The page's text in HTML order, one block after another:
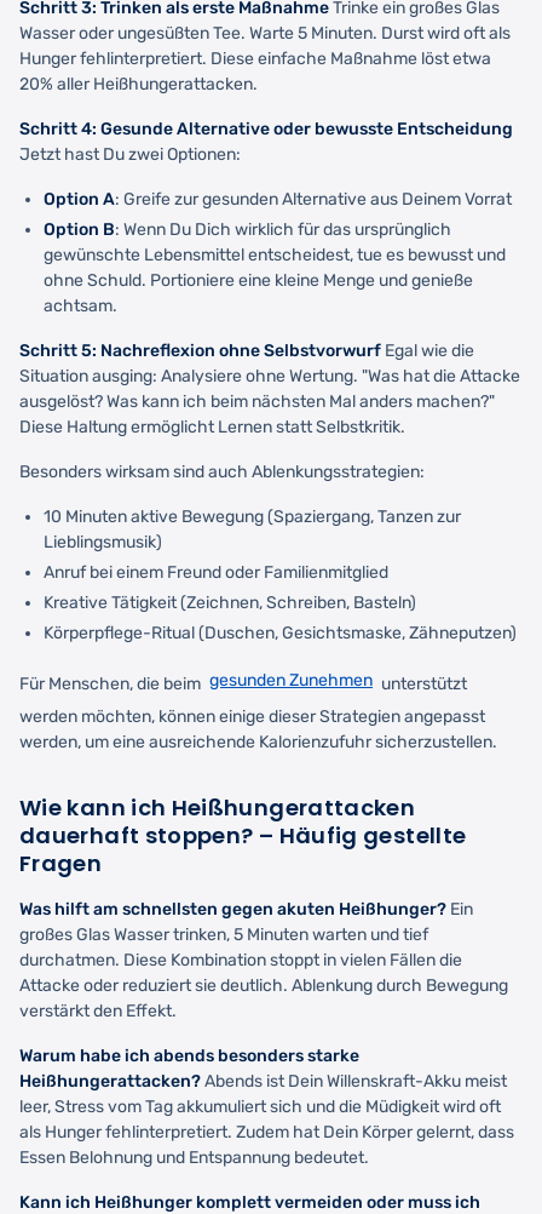
Schritt 3: Trinken als erste MaßnahmeTrinke ein großes Glas
Wasser oder ungesüßten Tee. Warte 5 Minuten. Durst wird oft als
Hunger fehlinterpretiert. Diese einfache Maßnahme löst etwa
20% aller Heißhungerattacken.
Schritt 4: Gesunde Alternative oder bewusste Entscheidung
Jetzt hast Du zwei Optionen:
Option A: Greife zur gesunden Alternative aus Deinem Vorrat
Option B: Wenn Du Dich wirklich für das ursprünglich
gewünschte Lebensmittel entscheidest, tue es bewusst und
ohne Schuld. Portioniere eine kleine Menge und genieße
achtsam.
Schritt 5: Nachreflexion ohne Selbstvorwurf Egal wie die
Situation ausging: Analysiere ohne Wertung. "Was hat die Attacke
ausgelöst? Was kann ich beim nächsten Mal anders machen?"
Diese Haltung ermöglicht Lernen statt Selbstkritik.
Besonders wirksam sind auch Ablenkungsstrategien:
10 Minuten aktive Bewegung (Spaziergang, Tanzen zur
Lieblingsmusik)
Anruf bei einem Freund oder Familienmitglied
Kreative Tätigkeit (Zeichnen, Schreiben, Basteln)
Körperpflege-Ritual (Duschen, Gesichtsmaske, Zähneputzen)
Für Menschen, die beim gesunden Zunehmen unterstützt
werden möchten, können einige dieser Strategien angepasst
werden, um eine ausreichende Kalorienzufuhr sicherzustellen.
Wie kann ich Heißhungerattacken
dauerhaft stoppen? – Häufig gestellte
Fragen
Was hilft am schnellsten gegen akuten Heißhunger? Ein
großes Glas Wasser trinken, 5 Minuten warten und tief
durchatmen. Diese Kombination stoppt in vielen Fällen die
Attacke oder reduziert sie deutlich. Ablenkung durch Bewegung
verstärkt den Effekt.
Warum habe ich abends besonders starke
Heißhungerattacken?Abends ist Dein Willenskraft-Akku meist
leer, Stress vom Tag akkumuliert sich und die Müdigkeit wird oft
als Hunger fehlinterpretiert. Zudem hat Dein Körper gelernt, dass
Essen Belohnung und Entspannung bedeutet.
Kann ich Heißhunger komplett vermeiden oder muss ich